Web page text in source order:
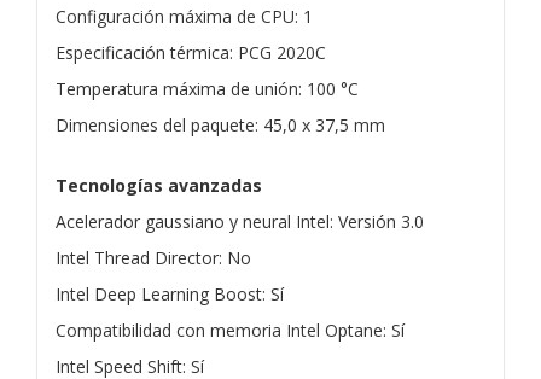
Configuración máxima de CPU: 1
Especificación térmica: PCG 2020C
Temperatura máxima de unión: 100 °C
Dimensiones del paquete: 45,0 x 37,5 mm
Tecnologías avanzadas
Acelerador gaussiano y neural Intel: Versión 3.0
Intel Thread Director: No
Intel Deep Learning Boost: Sí
Compatibilidad con memoria Intel Optane: Sí
Intel Speed Shift: Sí